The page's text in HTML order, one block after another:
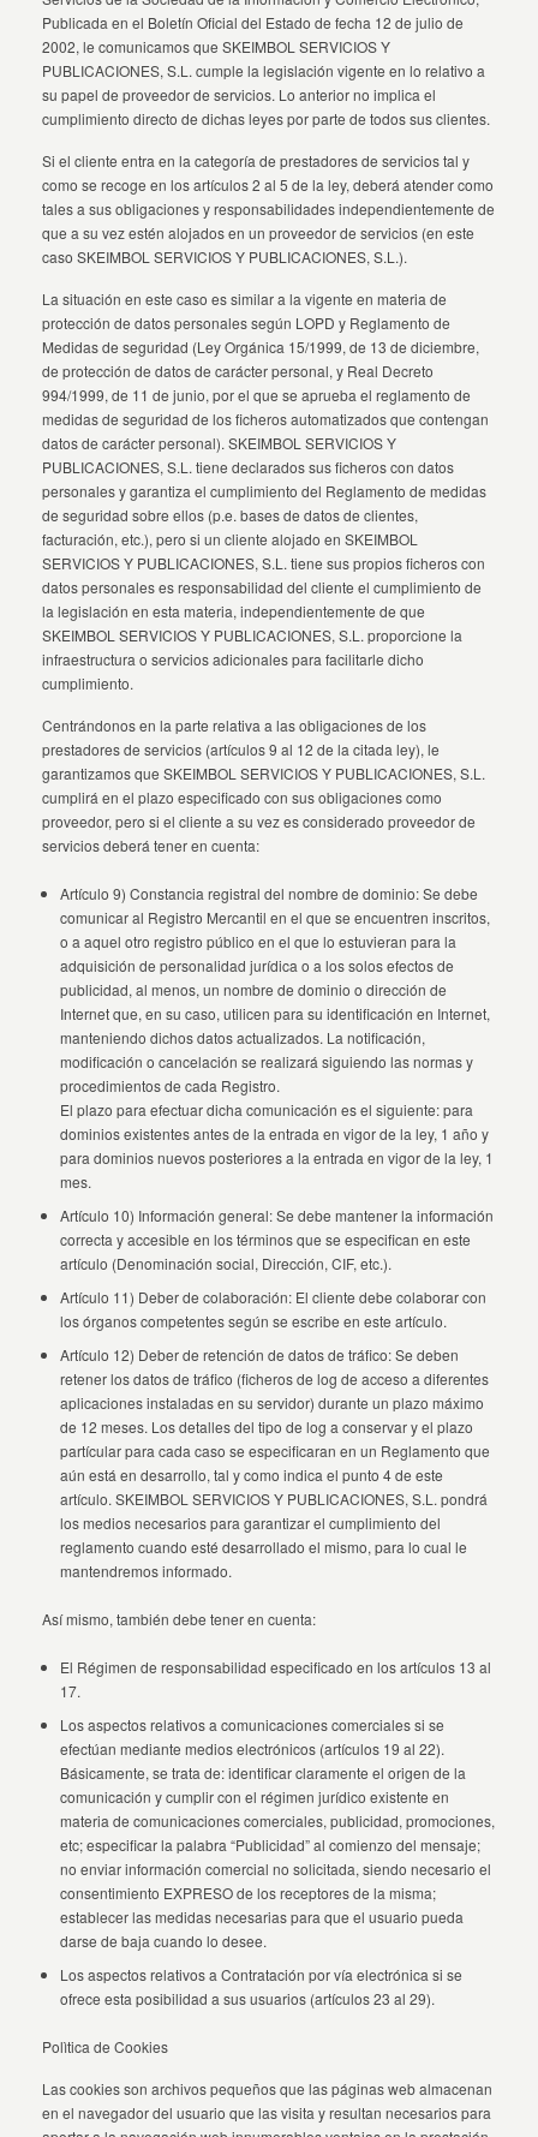
Publicada en el Boletín Oficial del Estado de fecha 12 de julio de
2002, le comunicamos que SKEIMBOL SERVICIOS Y
PUBLICACIONES, S.L. cumple la legislación vigente en lo relativo a
su papel de proveedor de servicios. Lo anterior no implica el
cumplimiento directo de dichas leyes por parte de todos sus clientes.
Si el cliente entra en la categoría de prestadores de servicios tal y
como se recoge en los artículos 2 al 5 de la ley, deberá atender como
tales a sus obligaciones y responsabilidades independientemente de
que a su vez estén alojados en un proveedor de servicios (en este
caso SKEIMBOL SERVICIOS Y PUBLICACIONES, S.L.).
La situación en este caso es similar a la vigente en materia de
protección de datos personales según LOPD y Reglamento de
Medidas de seguridad (Ley Orgánica 15/1999, de 13 de diciembre,
de protección de datos de carácter personal, y Real Decreto
994/1999, de 11 de junio, por el que se aprueba el reglamento de
medidas de seguridad de los ficheros automatizados que contengan
datos de carácter personal). SKEIMBOL SERVICIOS Y
PUBLICACIONES, S.L. tiene declarados sus ficheros con datos
personales y garantiza el cumplimiento del Reglamento de medidas
de seguridad sobre ellos (p.e. bases de datos de clientes,
facturación, etc.), pero si un cliente alojado en SKEIMBOL
SERVICIOS Y PUBLICACIONES, S.L. tiene sus propios ficheros con
datos personales es responsabilidad del cliente el cumplimiento de
la legislación en esta materia, independientemente de que
SKEIMBOL SERVICIOS Y PUBLICACIONES, S.L. proporcione la
infraestructura o servicios adicionales para facilitarle dicho
cumplimiento.
Centrándonos en la parte relativa a las obligaciones de los
prestadores de servicios (artículos 9 al 12 de la citada ley), le
garantizamos que SKEIMBOL SERVICIOS Y PUBLICACIONES, S.L.
cumplirá en el plazo especificado con sus obligaciones como
proveedor, pero si el cliente a su vez es considerado proveedor de
servicios deberá tener en cuenta:
Artículo 9) Constancia registral del nombre de dominio: Se debe
comunicar al Registro Mercantil en el que se encuentren inscritos,
o a aquel otro registro público en el que lo estuvieran para la
adquisición de personalidad jurídica o a los solos efectos de
publicidad, al menos, un nombre de dominio o dirección de
Internet que, en su caso, utilicen para su identificación en Internet,
manteniendo dichos datos actualizados. La notificación,
modificación o cancelación se realizará siguiendo las normas y
procedimientos de cada Registro.
El plazo para efectuar dicha comunicación es el siguiente: para
dominios existentes antes de la entrada en vigor de la ley, 1 año y
para dominios nuevos posteriores a la entrada en vigor de la ley, 1
mes.
Artículo 10) Información general: Se debe mantener la información
correcta y accesible en los términos que se especifican en este
artículo (Denominación social, Dirección, CIF, etc.).
Artículo 11) Deber de colaboración: El cliente debe colaborar con
los órganos competentes según se escribe en este artículo.
Artículo 12) Deber de retención de datos de tráfico: Se deben
retener los datos de tráfico (ficheros de log de acceso a diferentes
aplicaciones instaladas en su servidor) durante un plazo máximo
de 12 meses. Los detalles del tipo de log a conservar y el plazo
partícular para cada caso se especificaran en un Reglamento que
aún está en desarrollo, tal y como indica el punto 4 de este
artículo. SKEIMBOL SERVICIOS Y PUBLICACIONES, S.L. pondrá
los medios necesarios para garantizar el cumplimiento del
reglamento cuando esté desarrollado el mismo, para lo cual le
mantendremos informado.
Así mismo, también debe tener en cuenta:
El Régimen de responsabilidad especificado en los artículos 13 al
17.
Los aspectos relativos a comunicaciones comerciales si se
efectúan mediante medios electrónicos (artículos 19 al 22).
Básicamente, se trata de: identificar claramente el origen de la
comunicación y cumplir con el régimen jurídico existente en
materia de comunicaciones comerciales, publicidad, promociones,
etc; especificar la palabra “Publicidad” al comienzo del mensaje;
no enviar información comercial no solicitada, siendo necesario el
consentimiento EXPRESO de los receptores de la misma;
establecer las medidas necesarias para que el usuario pueda
darse de baja cuando lo desee.
Los aspectos relativos a Contratación por vía electrónica si se
ofrece esta posibilidad a sus usuarios (artículos 23 al 29).
Polìtica de Cookies
Las cookies son archivos pequeños que las páginas web almacenan
en el navegador del usuario que las visita y resultan necesarios para